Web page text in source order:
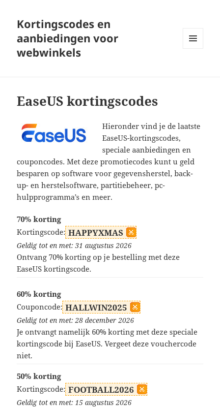
Kortingscodes en
aanbiedingen voor
webwinkels
EaseUS kortingscodes
Hieronder vind je de laatste
EaseUS-kortingscodes,
speciale aanbiedingen en
couponcodes. Met deze promotiecodes kunt u geld
besparen op software voor gegevensherstel, back-
up- en herstelsoftware, partitiebeheer, pc-
hulpprogramma’s en meer.
70% korting
Kortingscode: HAPPYXMAS
Geldig tot en met: 31 augustus 2026
Ontvang 70% korting op je bestelling met deze
EaseUS kortingscode.
60% korting
Couponcode: HALLWIN2025
Geldig tot en met: 28 december 2026
Je ontvangt namelijk 60% korting met deze speciale
kortingscode bij EaseUS. Vergeet deze vouchercode
niet.
50% korting
Kortingscode: FOOTBALL2026
Geldig tot en met: 15 augustus 2026